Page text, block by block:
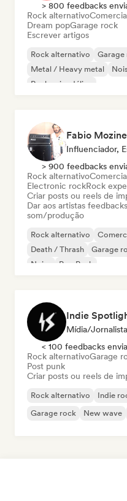
> 800 feedbacks
Rock alternativo
Dream popGarage rock
Escrever artigos
Rock alternativo Garage
Metal / Heavy metal
Rock psicodélico
Fabio
Influenciador,
> 900 feedbacks
Rock alternativo
Electronic rockRock
Criar posts ou reels de
Dar aos artistas
som/produção
Rock alternativo
Death / Thrash
Garage
Noise
Pop Punk
Indie
Mídia/Jornalista
< 100 feedbacks
Rock alternativoGarage
Post punk
Criar posts ou reels de
Rock alternativo Indie
Garage rock
New wave